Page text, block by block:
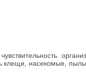
клещи, насекомые,